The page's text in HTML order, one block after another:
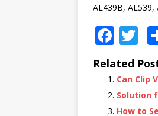
AL439B, AL539,
F
a
c
e
T
w
it
te
Related
Can Clip
Solution
How to